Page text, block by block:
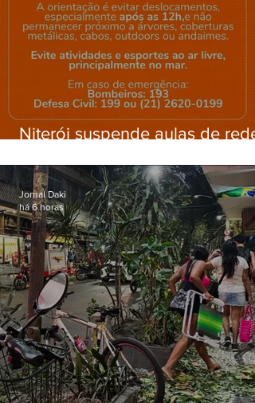
Niterói suspende aulas de rede
ventos fortes nesta sexta (7)
Jornal Daki
há 6 horas